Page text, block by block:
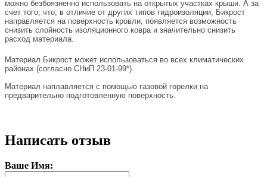
можно безбоязненно использовать на открытых участках крыши. А за
счет того, что, в отличие от других типов гидроизоляции, Бикрост
направляется на поверхность кровли, появляется возможность
снизить слойность изоляционного ковра и значительно снизить
расход материала.
Материал Бикрост может использоваться во всех климатических
районах (согласно СНиП 23-01-99*).
Материал наплавляется с помощью газовой горелки на
предварительно подготовленную поверхность.
Написать отзыв
Ваше Имя: